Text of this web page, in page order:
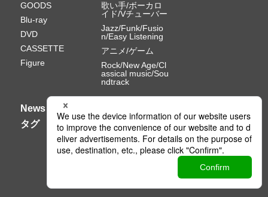
GOODS
Blu-ray
DVD
CASSETTE
Figure
歌い手/ボーカロ
イド/Vチューバー
Jazz/Funk/Fusio
n/Easy Listening
アニメ/ゲーム
Rock/New Age/Cl
assical music/Sou
ndtrack
News
タグ
Ⓒ PONY CANYON INC.